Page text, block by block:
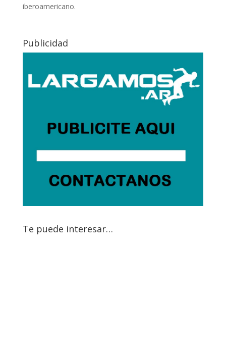
iberoamericano.
Publicidad
Te puede interesar…